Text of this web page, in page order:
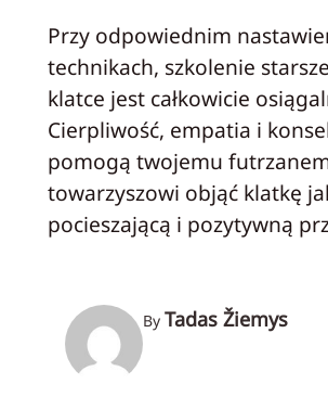
Przy odpowiednim
technikach, szkolenie
klatce jest całkowicie
Cierpliwość, empatia i
pomogą twojemu
towarzyszowi objąć klatkę
pocieszającą i pozytywną
By Tadas Žiemys